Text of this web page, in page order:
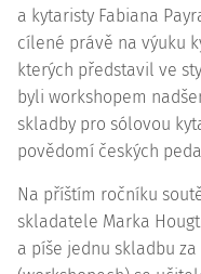
a kytaristy Fabiana
cílené právě na výuku
kterých představil ve
byli workshopem
skladby pro sólovou
povědomí českých
Na příštím ročníku
skladatele Marka
a píše jednu skladbu